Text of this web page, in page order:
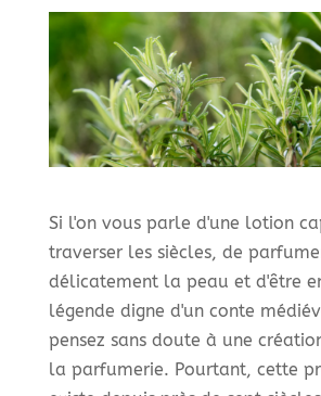
Si l'on vous parle d'une lotion
traverser les siècles, de
délicatement la peau et d'être
légende digne d'un conte
pensez sans doute à une
la parfumerie. Pourtant, cette